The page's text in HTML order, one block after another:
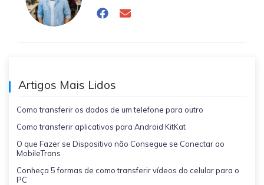
Artigos Mais Lidos
Como transferir os dados de um telefone para outro
Como transferir aplicativos para Android KitKat
O que Fazer se Dispositivo não Consegue se Conectar ao
MobileTrans
Conheça 5 formas de como transferir vídeos do celular para o
PC